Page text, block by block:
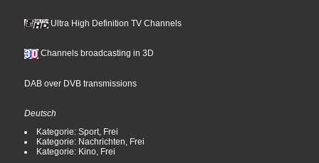
Ultra High Definition TV Channels
Channels broadcasting in 3D
DAB over DVB transmissions
Deutsch
Kategorie: Sport, Frei
Kategorie: Nachrichten, Frei
Kategorie: Kino, Frei